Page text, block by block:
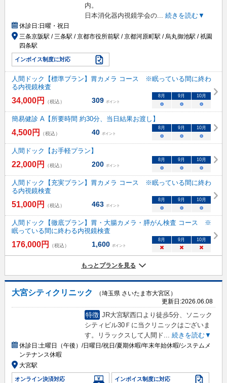
内。
日本消化器内視鏡学会の... 続きを読む▼
休診日:日曜・祝日
三条京阪駅 / 三条駅 / 京都市役所前駅 / 京都河原町駅 / 烏丸御池駅 / 祇園
四条駅
インボイス制度に対応
人間ドック【標準プラン】胃カメラ コース ※眠っている間に終わ
る内視鏡検査
34,000円 （税込） 309 ポイント
8月 9月 10月
○ ○ ○
簡易健診 A【所要時間 約30分、当日結果お渡し】
4,500円 （税込） 40 ポイント
8月 9月 10月
○ ○ ○
人間ドック【お手軽プラン】
22,000円 （税込） 200 ポイント
8月 9月 10月
○ ○ ○
人間ドック【充実プラン】胃カメラ コース ※眠っている間に終わ
る内視鏡検査
51,000円 （税込） 463 ポイント
8月 9月 10月
○ ○ ○
人間ドック【徹底プラン】胃・大腸カメラ・膵がん検査 コース ※
眠っている間に終わる内視鏡検査
176,000円 （税込） 1,600 ポイント
8月 9月 10月
× × ×
もっとプランを見る
大宮シティクリニック
（埼玉県 さいたま市大宮区）
更新日:2026.06.08
特徴 JR大宮駅西口より徒歩5分、ソニック
シティビル30Ｆに当クリニックはございま
す。リラックスして人間ド
続きを読む▼
休診日:土曜日（午後）/日曜日/祝日/夏期休暇/年末年始休暇/システムメ
ンテナンス休暇
大宮駅
オンライン決済対応 インボイス制度に対応